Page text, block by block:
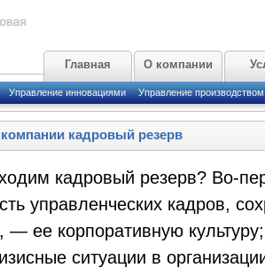
Главная О компании
Управление инновациями Управление производством
кадровый резерв
кадровый резерв? Во-
управленческих кадров,
— ее корпоративную
ситуации в